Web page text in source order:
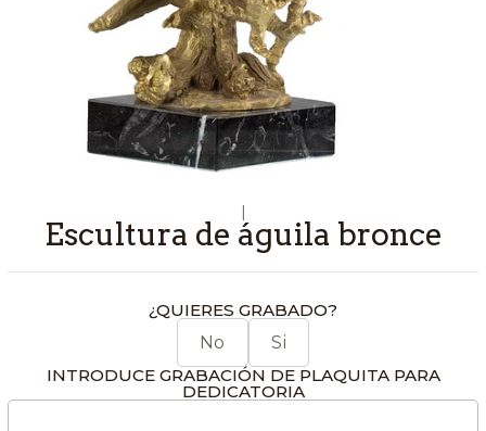
|
Escultura de águila bronce
¿QUIERES GRABADO?
No Si
INTRODUCE GRABACIÓN DE PLAQUITA PARA
DEDICATORIA